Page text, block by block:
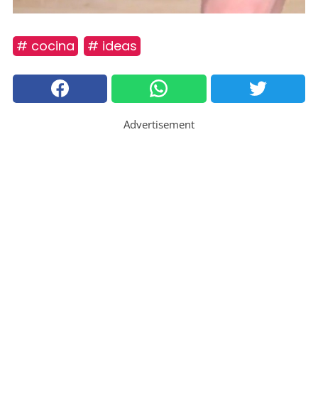
# cocina # ideas
Advertisement